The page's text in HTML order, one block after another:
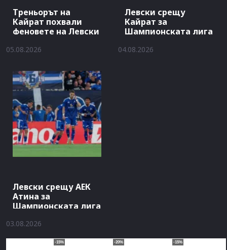
Треньорът на
Кайрат похвали
феновете на Левски
05.08.2026
Левски срещу
Кайрат за
Шампионската лига
04.08.2026
Левски срещу АЕК
Атина за
Шампионската лига
03.08.2026